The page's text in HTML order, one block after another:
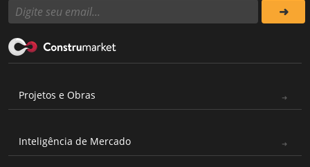
Projetos e Obras
Inteligência de Mercado